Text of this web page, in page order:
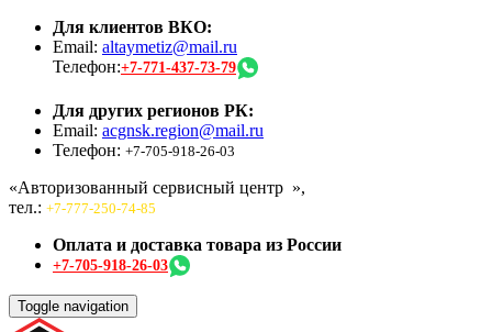
Для клиентов ВКО:
Email: altaymetiz@mail.ru
Телефон:+7-771-437-73-79
Для других регионов РК:
Email: acgnsk.region@mail.ru
Телефон: +7-705-918-26-03
«Авторизованный сервисный центр »,
тел.: +7-777-250-74-85
Оплата и доставка товара из России
+7-705-918-26-03
Toggle navigation